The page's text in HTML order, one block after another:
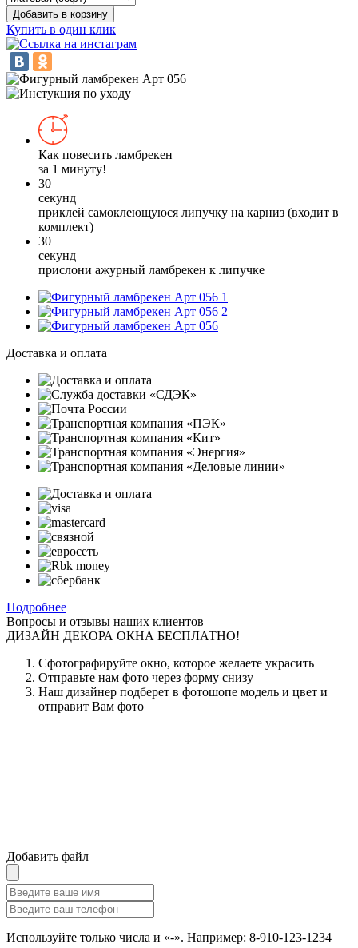
Добавить в корзину
Купить в один клик
Как повесить ламбрекен
за 1 минуту!
30
секунд
приклей самоклеющуюся липучку на карниз (входит в
комплект)
30
секунд
прислони ажурный ламбрекен к липучке
1
2
Доставка и оплата
Подробнее
Вопросы и отзывы наших клиентов
ДИЗАЙН ДЕКОРА ОКНА БЕСПЛАТНО!
Сфотографируйте окно, которое желаете украсить
Отправьте нам фото через форму снизу
Наш дизайнер подберет в фотошопе модель и цвет и
отправит Вам фото
Добавить файл
Используйте только числа и «-». Например: 8-910-123-1234